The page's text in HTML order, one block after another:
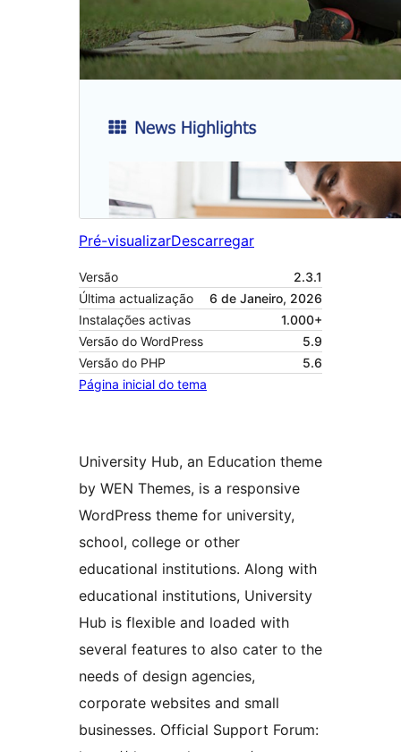
Pré-visualizarDescarregar
Versão
2.3.1
Última actualização
6 de Janeiro, 2026
Instalações activas
1.000+
Versão do WordPress
5.9
Versão do PHP
5.6
Página inicial do tema
University Hub, an Education theme
by WEN Themes, is a responsive
WordPress theme for university,
school, college or other
educational institutions. Along with
educational institutions, University
Hub is flexible and loaded with
several features to also cater to the
needs of design agencies,
corporate websites and small
businesses. Official Support Forum: